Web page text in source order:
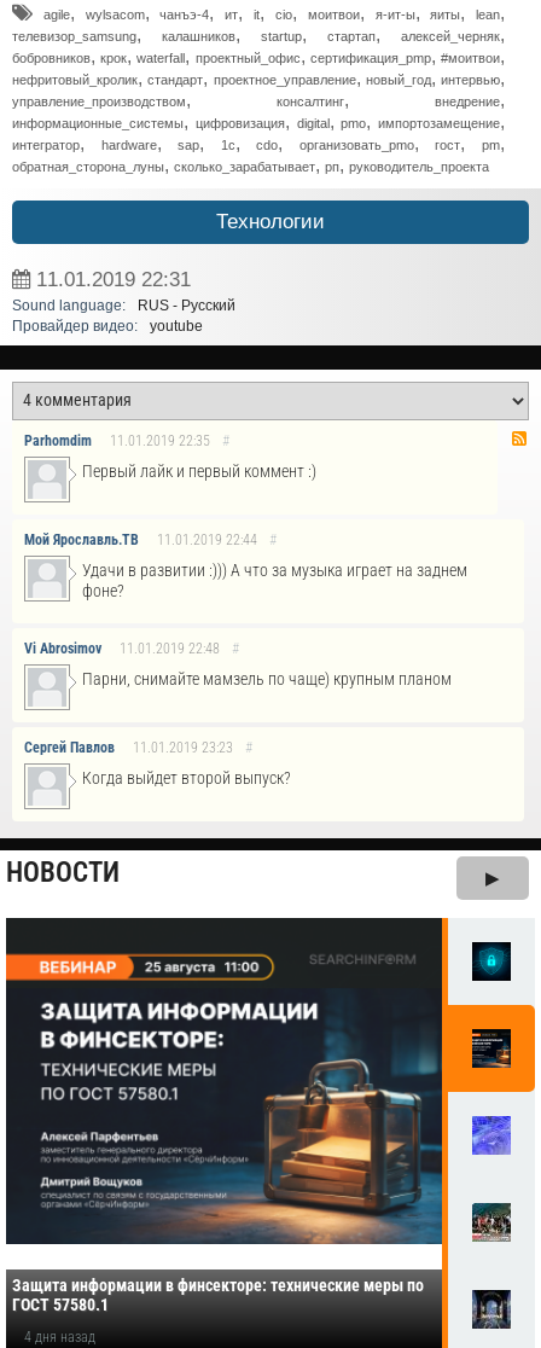
agile, wylsacom,чанъэ-4,ит,it, cio, моитвои, я-ит-ы,яиты,lean,
телевизор_samsung, калашников, startup, стартап, алексей_черняк,
бобровников,крок,waterfall, проектный_офис, сертификация_pmp,#моитвои,
нефритовый_кролик,стандарт, проектное_управление, новый_год, интервью,
управление_производством, консалтинг, внедрение,
информационные_системы, цифровизация, digital,pmo, импортозамещение,
интегратор, hardware,sap, 1c,cdo, организовать_pmo,гост,pm,
обратная_сторона_луны, сколько_зарабатывает, рп, руководитель_проекта
Технологии
11.01.2019 22:31
Sound language:
RUS - Русский
Провайдер видео:
youtube
Parhomdim 11.01.2019 22:35 #
Первый лайк и первый коммент :)
Мой Ярославль.ТВ 11.01.2019 22:44 #
Удачи в развитии :))) А что за музыка играет на заднем
фоне?
Vi Abrosimov 11.01.2019 22:48 #
Парни, снимайте мамзель по чаще) крупным планом
Сергей Павлов 11.01.2019 23:23 #
Когда выйдет второй выпуск?
НОВОСТИ ▶
Защита информации в финсекторе: технические меры по
ГОСТ 57580.1
4 дня назад